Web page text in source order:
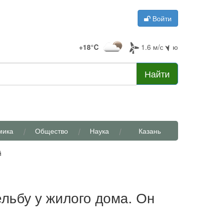
Войти
+18°C 1.6 м/с ю
Найти
Казань
Общество Наука
у жилого дома. Он